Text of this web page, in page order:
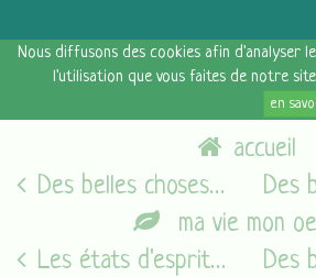
Nous diffusons des cookies afin d'analyser
l'utilisation que vous faites de notre
en
accueil
Des belles choses [06 août 2017]
ma vie mon
Les états d'esprit du vendredi [05/08/16]